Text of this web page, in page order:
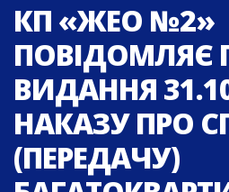
КП «ЖЕО №2»
ПОВІДОМЛЯЄ
ВИДАННЯ
НАКАЗУ ПРО
(ПЕРЕДАЧУ)